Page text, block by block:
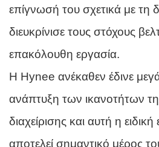
επίγνωσή του σχετικά με τη
διευκρίνισε τους στόχους
επακόλουθη εργασία.
Η Hynee ανέκαθεν έδινε
ανάπτυξη των ικανοτήτων
διαχείρισης και αυτή η
αποτελεί σημαντικό μέρος